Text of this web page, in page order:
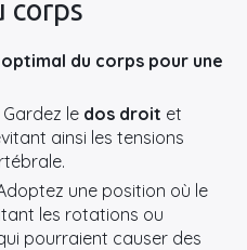
corps
du corps pour une
Gardez le dos droit et
ainsi les tensions
une position où le
les rotations ou
pourraient causer des